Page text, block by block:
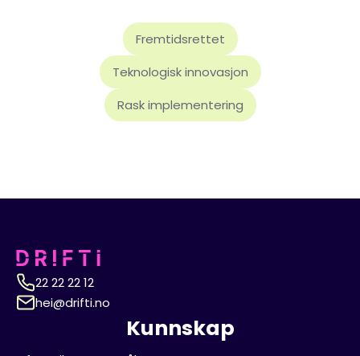
Fremtidsrettet
Teknologisk innovasjon
Rask implementering
22 22 22 12
hei@drifti.no
Kunnskap